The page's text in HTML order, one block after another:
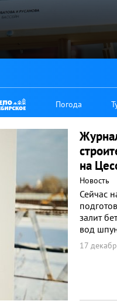
Погода
на
Новость
Сейчас
залит
вод
17